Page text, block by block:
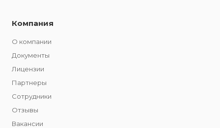
Компания
О компании
Документы
Лицензии
Партнеры
Сотрудники
Отзывы
Вакансии